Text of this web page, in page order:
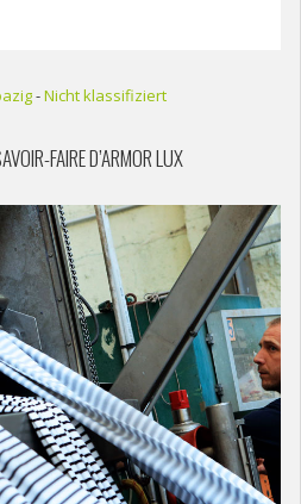
-Nicht klassifiziert
FAIRE D’ARMOR LUX